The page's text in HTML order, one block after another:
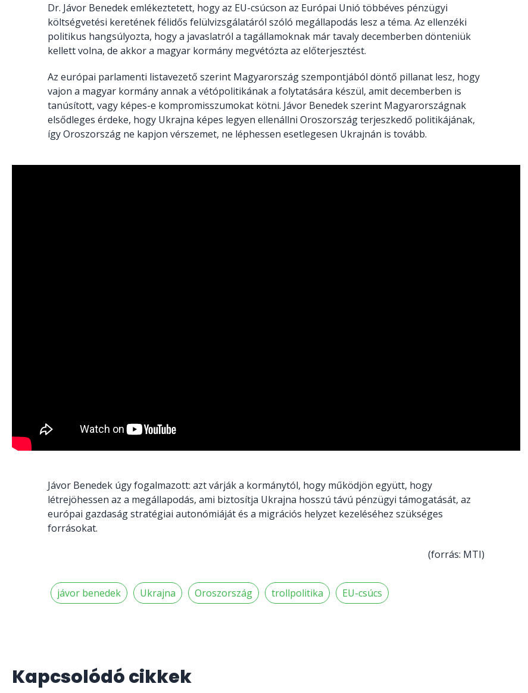
Dr. Jávor Benedek emlékeztetett, hogy az EU-csúcson az Európai Unió többéves pénzügyi
költségvetési keretének félidős felülvizsgálatáról szóló megállapodás lesz a téma. Az ellenzéki
politikus hangsúlyozta, hogy a javaslatról a tagállamoknak már tavaly decemberben dönteniük
kellett volna, de akkor a magyar kormány megvétózta az előterjesztést.
Az európai parlamenti listavezető szerint Magyarország szempontjából döntő pillanat lesz, hogy
vajon a magyar kormány annak a vétópolitikának a folytatására készül, amit decemberben is
tanúsított, vagy képes-e kompromisszumokat kötni. Jávor Benedek szerint Magyarországnak
elsődleges érdeke, hogy Ukrajna képes legyen ellenállni Oroszország terjeszkedő politikájának,
így Oroszország ne kapjon vérszemet, ne léphessen esetlegesen Ukrajnán is tovább.
Jávor Benedek úgy fogalmazott: azt várják a kormánytól, hogy működjön együtt, hogy
létrejöhessen az a megállapodás, ami biztosítja Ukrajna hosszú távú pénzügyi támogatását, az
európai gazdaság stratégiai autonómiáját és a migrációs helyzet kezeléséhez szükséges
forrásokat.
(forrás: MTI)
jávor benedek Ukrajna Oroszország trollpolitika EU-csúcs
Kapcsolódó cikkek